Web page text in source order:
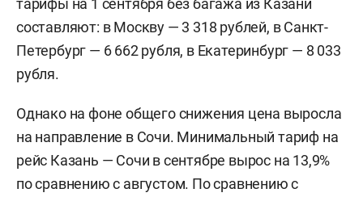
составляют: в Москву — 3 318 рублей, в Санкт-
Петербург — 6 662 рубля, в Екатеринбург — 8 033
рубля.
Однако на фоне общего снижения цена выросла
на направление в Сочи. Минимальный тариф на
рейс Казань — Сочи в сентябре вырос на 13,9%
по сравнению с августом. По сравнению с